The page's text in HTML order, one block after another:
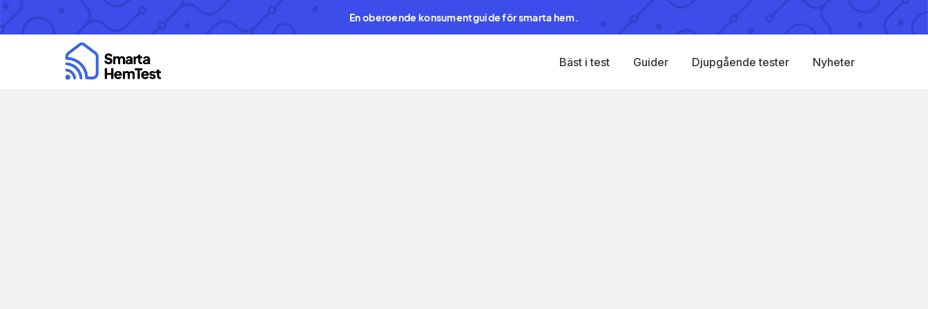
En oberoende konsumentguide för smarta hem.
Bäst i test Guider Djupgående tester Nyheter